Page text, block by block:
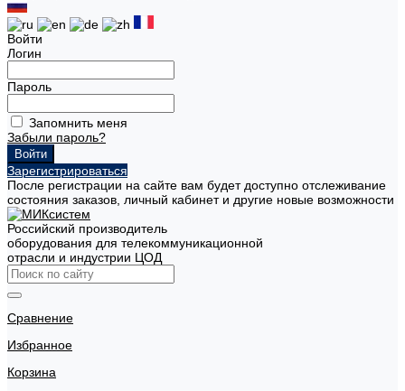
Войти
Логин
Пароль
Запомнить меня
Забыли пароль?
Зарегистрироваться
После регистрации на сайте вам будет доступно отслеживание
состояния заказов, личный кабинет и другие новые возможности
Российский производитель
оборудования для телекоммуникационной
отрасли и индустрии ЦОД
Сравнение
Избранное
Корзина